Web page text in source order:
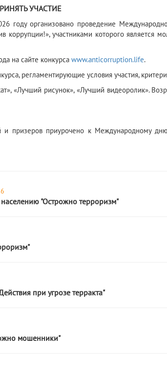
УЧАСТИЕ
году организовано проведение
участниками которого является
на сайте конкурса www.anticorruption.life.
регламентирующие условия участия,
«Лучший рисунок», «Лучший видеоролик».
и призеров приурочено к Международному
"Острожно терроризм"
при угрозе терракта"
мошенники"